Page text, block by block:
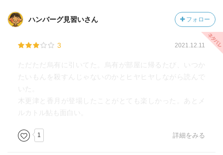
ハンバーグ見習いさん フォロー
3 2021.12.11
ただただ烏有に引いてた。烏有が部屋に帰るたび、いつか
たいもんを殺すんじゃないのかとヒヤヒヤしながら読んで
いた。
木更津と香月が登場したことがとても楽しかった。あとメ
ルカトル鮎も面白い。
1 詳細をみる